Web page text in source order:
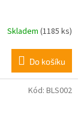
Skladem(1185 ks)
Do košíku
Kód: BLS002